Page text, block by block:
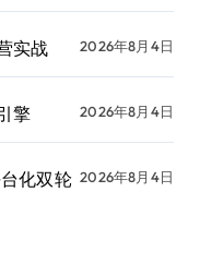
实战 2026年8月4日
擎 2026年8月4日
化双轮 2026年8月4日